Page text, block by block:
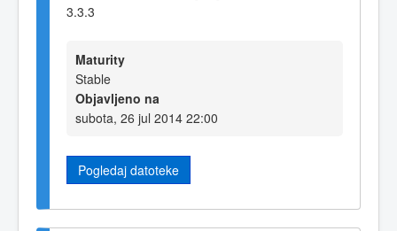
3.3.3
Maturity
Stable
Objavljeno na
subota, 26 jul 2014 22:00
Pogledaj datoteke